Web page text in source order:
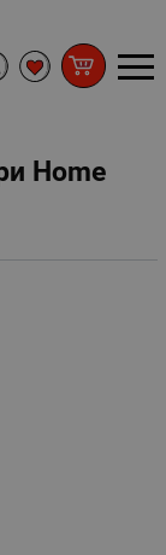
Home